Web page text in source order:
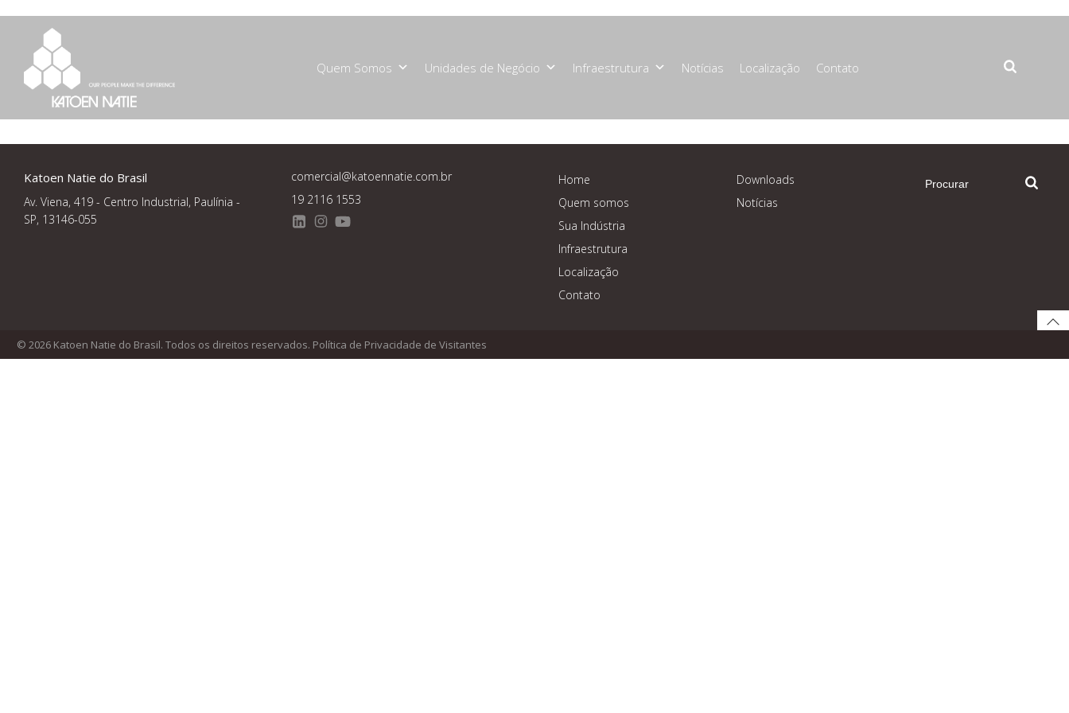
conteúdo
Quem Somos Unidades de Negócio Infraestrutura Notícias Localização Contato
Katoen Natie do Brasil
Av. Viena, 419 - Centro Industrial, Paulínia -
SP, 13146-055
comercial@katoennatie.com.br
19 2116 1553
Home
Quem somos
Sua Indústria
Infraestrutura
Localização
Contato
Downloads
Notícias
© 2026 Katoen Natie do Brasil. Todos os direitos reservados. Política de Privacidade de Visitantes